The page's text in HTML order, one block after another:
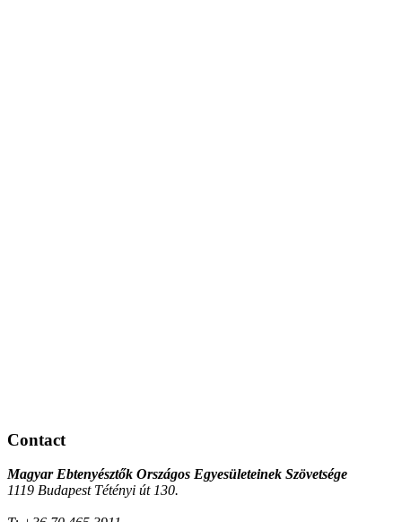
Contact
Magyar Ebtenyésztők Országos Egyesületeinek Szövetsége
1119 Budapest Tétényi út 130.